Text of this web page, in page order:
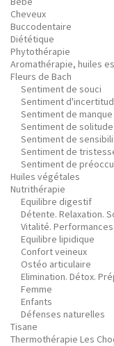
Cheveux
Buccodentaire
Diététique
Phytothérapie
Aromathérapie, huiles
Fleurs de Bach
Sentiment de souci
Sentiment
Sentiment de
Sentiment de solitude
Sentiment de
Sentiment de
Sentiment de
Huiles végétales
Nutrithérapie
Equilibre digestif
Détente. Relaxation.
Vitalité.
Equilibre lipidique
Confort veineux
Ostéo articulaire
Elimination. Détox.
Femme
Enfants
Défenses naturelles
Tisane
Thermothérapie Les